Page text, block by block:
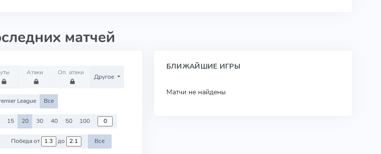
матчей
Атаки Оп. атаки
Другое
League Все
15 20 30 40 50 100
Победа от до Все
БЛИЖАЙШИЕ ИГРЫ
Матчи не найдены